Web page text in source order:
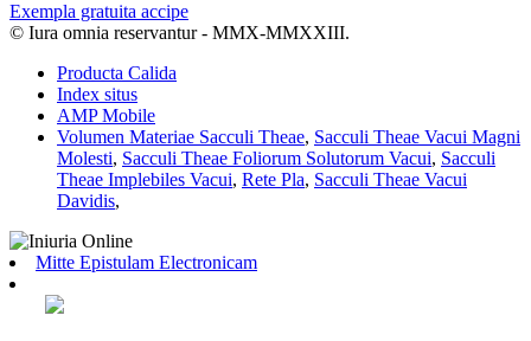
Exempla gratuita accipe
© Iura omnia reservantur - MMX-MMXXIII.
Producta Calida
Index situs
AMP Mobile
Volumen Materiae Sacculi Theae, Sacculi Theae Vacui Magni
Molesti, Sacculi Theae Foliorum Solutorum Vacui, Sacculi
Theae Implebiles Vacui, Rete Pla, Sacculi Theae Vacui
Davidis,
Mitte Epistulam Electronicam